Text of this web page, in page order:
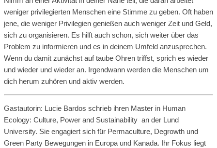
weniger privilegierten Menschen eine Stimme zu geben. Oft haben
jene, die weniger Privilegien genießen auch weniger Zeit und Geld,
sich zu organisieren. Es hilft auch schon, sich weiter über das
Problem zu informieren und es in deinem Umfeld anzusprechen.
Wenn du damit zunächst auf taube Ohren triffst, sprich es wieder
und wieder und wieder an. Irgendwann werden die Menschen um
dich herum zuhören und aktiv werden.
Gastautorin: Lucie Bardos schrieb ihren Master in Human
Ecology: Culture, Power and Sustainability an der Lund
University. Sie engagiert sich für Permaculture, Degrowth und
Green Party Bewegungen in Europa und Kanada. Ihr Fokus liegt